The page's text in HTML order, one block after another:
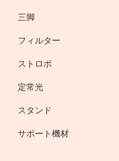
Nikon DSLR
Sony ミラーレス
Nikon ミラーレス
ノートブック PC
PC用 周辺機器
EF 単焦点レンズ
EF ズームレンズ
PHASE ONE
Schneider 645 レンズ
三脚
フィルター
HARRISON
ストロボ
定常光
Aupture LEDライト
スタンド
サポート機材